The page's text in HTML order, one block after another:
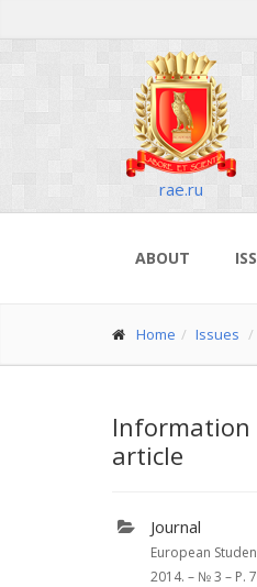
rae.ru
ABOUT
Home Issues
Information
article
Journal
European
2014. – № 3 – P.